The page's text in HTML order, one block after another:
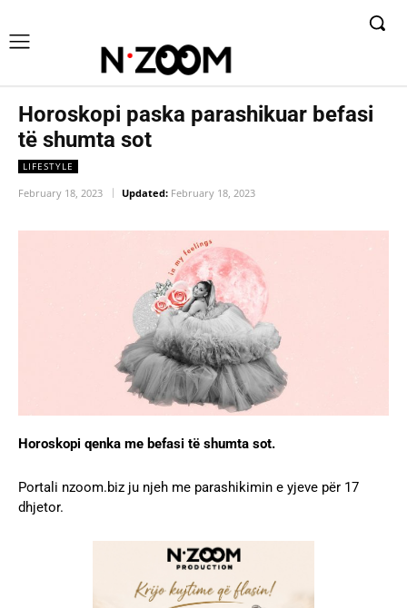
Horoskopi paska parashikuar befasi
të shumta sot
LIFESTYLE
February 18, 2023 Updated: February 18, 2023
Horoskopi qenka me befasi të shumta sot.
Portali nzoom.biz ju njeh me parashikimin e yjeve për 17
dhjetor.